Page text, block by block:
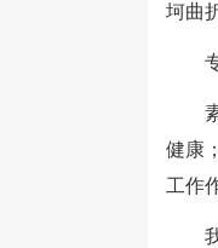
坷曲
专
素
健康
工作
我